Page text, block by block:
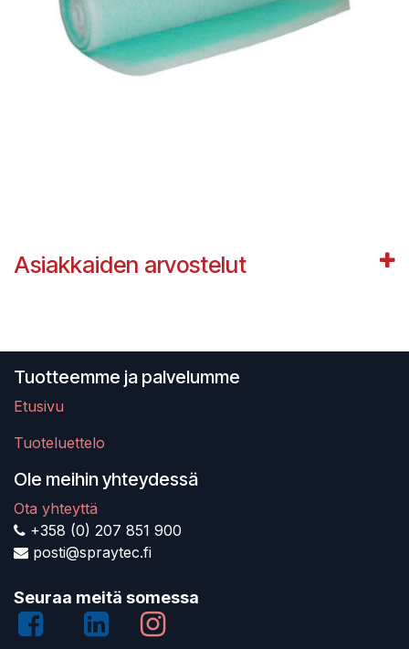
Asiakkaiden arvostelut
Tuotteemme ja palvelumme
Etusivu
Tuoteluettelo
Ole meihin yhteydessä
Ota yhteyttä
+358 (0) 207 851 900
posti@spraytec.fi
Seuraa meitä somessa